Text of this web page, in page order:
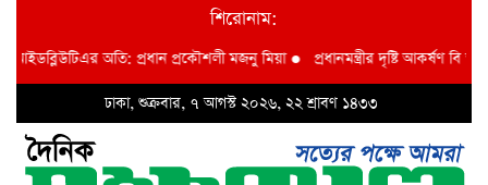
শিরোনাম:
অতি: প্রধান প্রকৌশলী মজনু মিয়া●প্রধানমন্ত্রীর দৃষ্টি আকর্ষণ বি আই
ঢাকা, শুক্রবার, ৭ আগস্ট ২০২৬, ২২ শ্রাবণ ১৪৩৩